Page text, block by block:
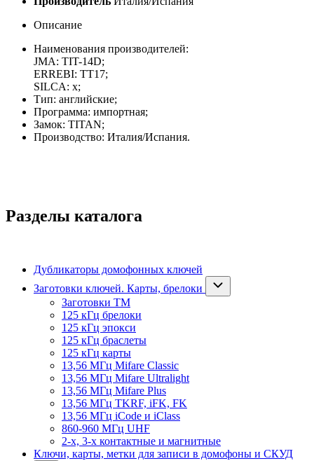
Описание
Наименования производителей:
JMA: TIT-14D;
ERREBI: TT17;
SILCA: x;
Тип: английские;
Программа: импортная;
Замок: TITAN;
Производство: Италия/Испания.
Разделы каталога
Дубликаторы домофонных ключей
Заготовки ключей. Карты, брелоки
Заготовки ТМ
125 кГц брелоки
125 кГц эпокси
125 кГц браслеты
125 кГц карты
13,56 МГц Mifare Classic
13,56 МГц Mifare Ultralight
13,56 МГц Mifare Plus
13,56 МГц TKRF, iFK, FK
13,56 МГц iCode и iClass
860-960 МГц UHF
2-х, 3-х контактные и магнитные
Ключи, карты, метки для записи в домофоны и СКУД